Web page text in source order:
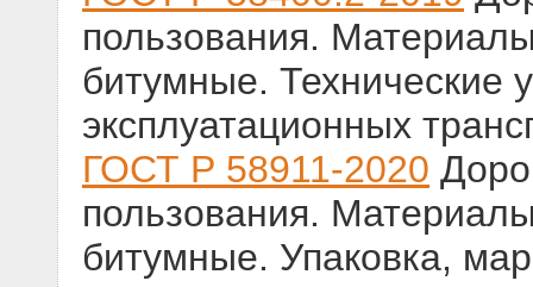
пользования.
битумные. Технические
эксплуатационных
ГОСТ Р 58911-2020
пользования.
битумные. Упаковка,